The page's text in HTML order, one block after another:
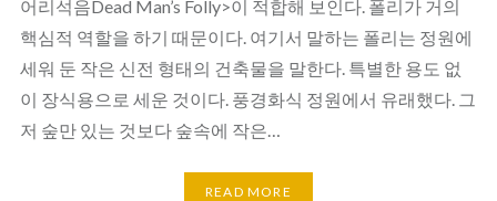
어리석음Dead Man’s Folly>이 적합해 보인다. 폴리가 거의
핵심적 역할을 하기 때문이다. 여기서 말하는 폴리는 정원에
세워 둔 작은 신전 형태의 건축물을 말한다. 특별한 용도 없
이 장식용으로 세운 것이다. 풍경화식 정원에서 유래했다. 그
저 숲만 있는 것보다 숲속에 작은…
READ MORE